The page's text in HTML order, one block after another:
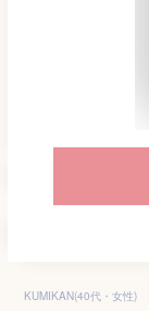
KUMIKAN(40代・女性)